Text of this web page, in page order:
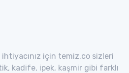
için temiz.co sizleri
kadife, ipek, kaşmir gibi farklı